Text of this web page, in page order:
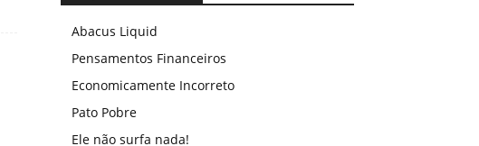
Abacus Liquid
Pensamentos Financeiros
Economicamente Incorreto
Pato Pobre
Ele não surfa nada!